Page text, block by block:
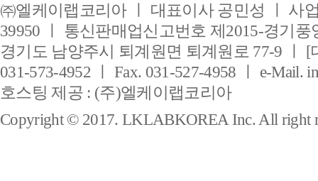
㈜엘케이랩코리아 ㅣ 대표이사 공민성 ㅣ 사
39950 ㅣ 통신판매업신고번호 제2015-경기풍
경기도 남양주시 퇴계원면 퇴계원로 77-9 ㅣ [
031-573-4952 ㅣ Fax. 031-527-4958 ㅣ e-Mail.
호스팅 제공 : (주)엘케이랩코리아
Copyright © 2017. LKLABKOREA Inc. All right